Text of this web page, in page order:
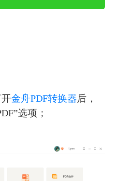
金舟PDF转换器后，
选项；